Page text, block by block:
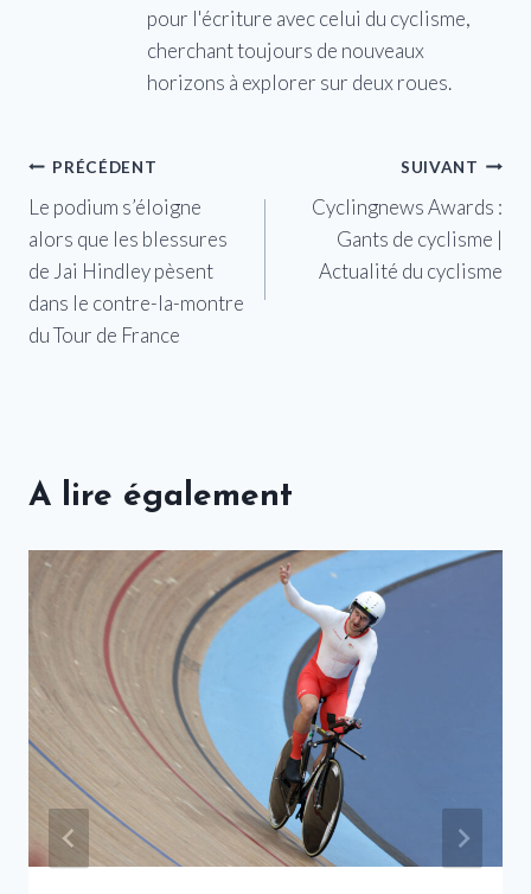
pour l'écriture avec celui du cyclisme,
cherchant toujours de nouveaux
horizons à explorer sur deux roues.
Navigation
de
l’article
PRÉCÉDENT
Le podium s’éloigne
alors que les blessures
de Jai Hindley pèsent
dans le contre-la-montre
du Tour de France
SUIVANT
Cyclingnews Awards :
Gants de cyclisme |
Actualité du cyclisme
A lire également